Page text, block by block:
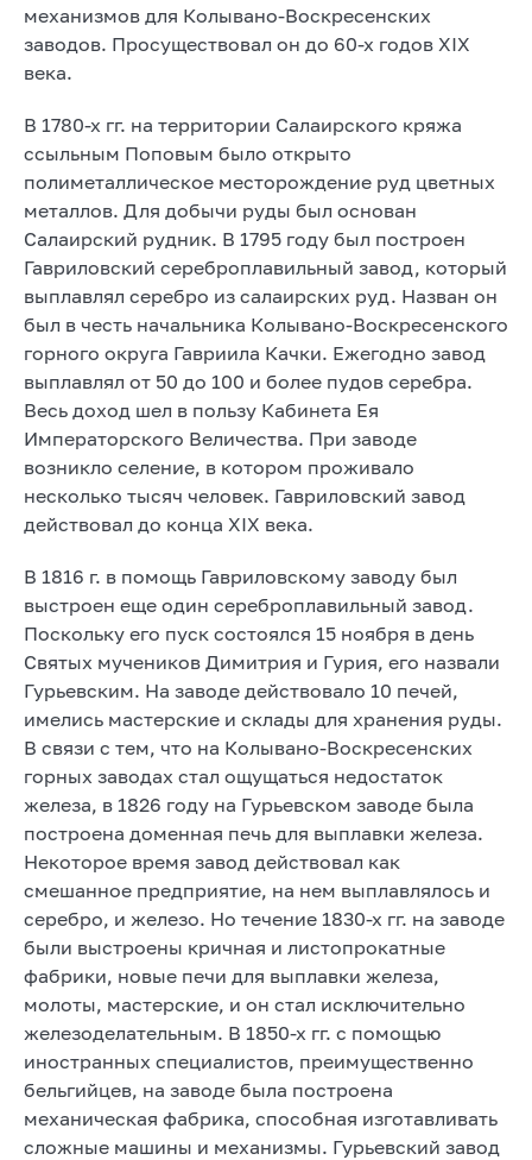
механизмов для Колывано-Воскресенских
заводов. Просуществовал он до 60-х годов XIX
века.
В 1780-х гг. на территории Салаирского кряжа
ссыльным Поповым было открыто
полиметаллическое месторождение руд цветных
металлов. Для добычи руды был основан
Салаирский рудник. В 1795 году был построен
Гавриловский сереброплавильный завод, который
выплавлял серебро из салаирских руд. Назван он
был в честь начальника Колывано-Воскресенского
горного округа Гавриила Качки. Ежегодно завод
выплавлял от 50 до 100 и более пудов серебра.
Весь доход шел в пользу Кабинета Ея
Императорского Величества. При заводе
возникло селение, в котором проживало
несколько тысяч человек. Гавриловский завод
действовал до конца XIX века.
В 1816 г. в помощь Гавриловскому заводу был
выстроен еще один сереброплавильный завод.
Поскольку его пуск состоялся 15 ноября в день
Святых мучеников Димитрия и Гурия, его назвали
Гурьевским. На заводе действовало 10 печей,
имелись мастерские и склады для хранения руды.
В связи с тем, что на Колывано-Воскресенских
горных заводах стал ощущаться недостаток
железа, в 1826 году на Гурьевском заводе была
построена доменная печь для выплавки железа.
Некоторое время завод действовал как
смешанное предприятие, на нем выплавлялось и
серебро, и железо. Но течение 1830-х гг. на заводе
были выстроены кричная и листопрокатные
фабрики, новые печи для выплавки железа,
молоты, мастерские, и он стал исключительно
железоделательным. В 1850-х гг. с помощью
иностранных специалистов, преимущественно
бельгийцев, на заводе была построена
механическая фабрика, способная изготавливать
сложные машины и механизмы. Гурьевский завод